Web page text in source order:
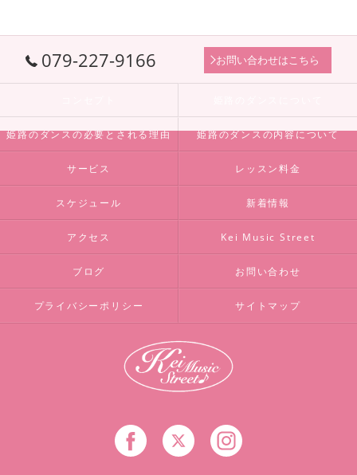
079-227-9166 お問い合わせはこちら
姫路のダンスの必要とされる理由 姫路のダンスの内容について
サービス レッスン料金
スケジュール 新着情報
アクセス Kei Music Street
ブログ お問い合わせ
プライバシーポリシー サイトマップ